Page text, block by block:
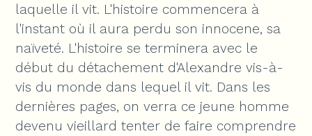
laquelle il vit. L'histoire commencera à
l'instant où il aura perdu son innocene, sa
naïveté. L'histoire se terminera avec le
début du détachement d'Alexandre vis-à-
vis du monde dans lequel il vit. Dans les
dernières pages, on verra ce jeune homme
devenu vieillard tenter de faire comprendre